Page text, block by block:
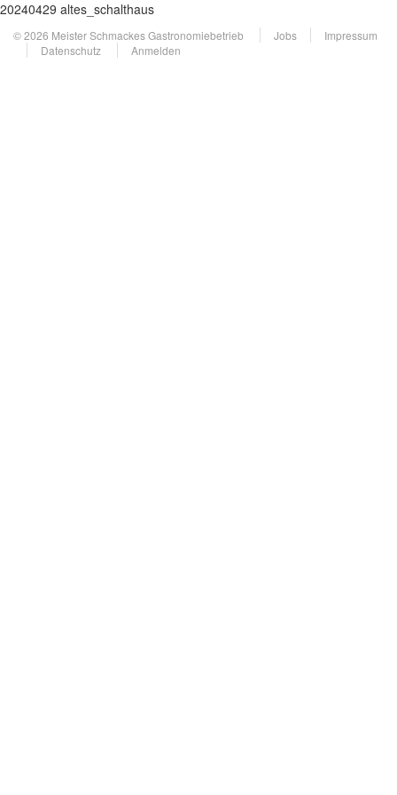
20240429 altes_schalthaus
© 2026 Meister Schmackes Gastronomiebetrieb Jobs
Impressum
Datenschutz
Anmelden